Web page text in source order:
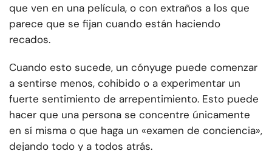
que ven en una película, o con extraños a los que
parece que se fijan cuando están haciendo
recados.
Cuando esto sucede, un cónyuge puede comenzar
a sentirse menos, cohibido o a experimentar un
fuerte sentimiento de arrepentimiento. Esto puede
hacer que una persona se concentre únicamente
en sí misma o que haga un «examen de conciencia»,
dejando todo y a todos atrás.